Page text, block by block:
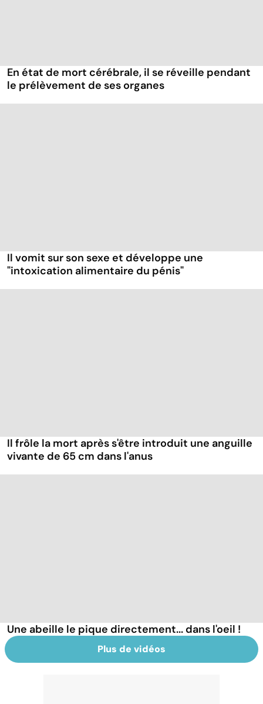
En état de mort cérébrale, il se réveille pendant
le prélèvement de ses organes
Il vomit sur son sexe et développe une
"intoxication alimentaire du pénis"
Il frôle la mort après s'être introduit une anguille
vivante de 65 cm dans l'anus
Une abeille le pique directement... dans l'oeil !
Plus de vidéos